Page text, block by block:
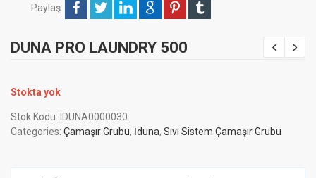
Paylaş:
DUNA PRO LAUNDRY 500
Stokta yok
Stok Kodu: IDUNA0000030.
Categories: Çamaşır Grubu, İduna, Sıvı Sistem Çamaşır Grubu